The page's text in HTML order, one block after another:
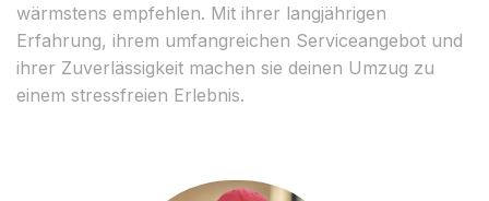
wärmstens empfehlen. Mit ihrer langjährigen
Erfahrung, ihrem umfangreichen Serviceangebot und
ihrer Zuverlässigkeit machen sie deinen Umzug zu
einem stressfreien Erlebnis.